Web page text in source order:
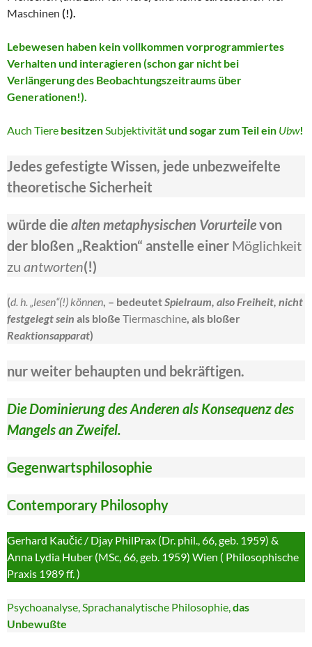
Maschinen (!).
Lebewesen haben kein vollkommen vorprogrammiertes
Verhalten und interagieren (schon gar nicht bei
Verlängerung des Beobachtungszeitraums über
Generationen!).
Auch Tiere besitzenSubjektivität und sogar zum Teil ein Ubw!
Jedes gefestigte Wissen, jede unbezweifelte
theoretische Sicherheit
würde die alten metaphysischen Vorurteilevon
der bloßen „Reaktion“ anstelle einer Möglichkeit
zu antworten(!)
(d. h. „lesen“(!) können, – bedeutetSpielraum, also Freiheit, nicht
festgelegt sein als bloße Tiermaschine, als bloßer
Reaktionsapparat)
nur weiter behaupten und bekräftigen.
Die Dominierung des Anderen als Konsequenz des
Mangels an Zweifel.
Gegenwartsphilosophie
Contemporary Philosophy
Gerhard Kaučić / Djay PhilPrax (Dr. phil., 66, geb. 1959) &
Anna Lydia Huber (MSc, 66, geb. 1959) Wien ( Philosophische
Praxis 1989 ff. )
Psychoanalyse, Sprachanalytische Philosophie,das
Unbewußte